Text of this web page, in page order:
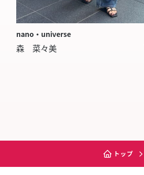
nano・universe
森 菜々美
トップ